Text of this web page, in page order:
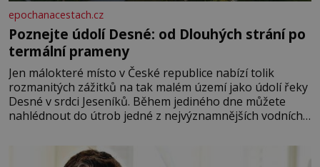
epochanacestach.cz
Poznejte údolí Desné: od Dlouhých strání po
termální prameny
Jen málokteré místo v České republice nabízí tolik
rozmanitých zážitků na tak malém území jako údolí řeky
Desné v srdci Jeseníků. Během jediného dne můžete
nahlédnout do útrob jedné z nejvýznamnějších vodních
se na koloběžce a den zakončit poznáváním památek ve
Velkých Losinách nebo v termálním